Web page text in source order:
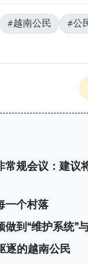
#越南公民 #公
常规会议：建议
一个村落
到“维护系统”
逐的越南公民